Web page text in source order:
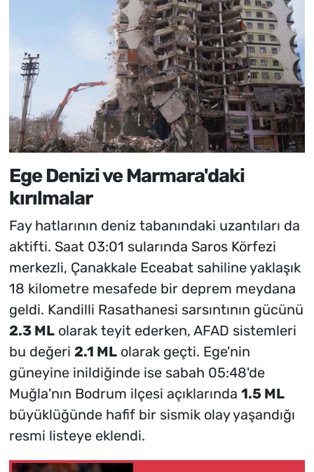
Ege Denizi ve Marmara'daki
kırılmalar
Fay hatlarının deniz tabanındaki uzantıları da
aktifti. Saat 03:01 sularında Saros Körfezi
merkezli, Çanakkale Eceabat sahiline yaklaşık
18 kilometre mesafede bir deprem meydana
geldi. Kandilli Rasathanesi sarsıntının gücünü
2.3 MLolarak teyit ederken, AFAD sistemleri
bu değeri 2.1 MLolarak geçti. Ege'nin
güneyine inildiğinde ise sabah 05:48'de
Muğla'nın Bodrum ilçesi açıklarında 1.5 ML
büyüklüğünde hafif bir sismik olay yaşandığı
resmi listeye eklendi.